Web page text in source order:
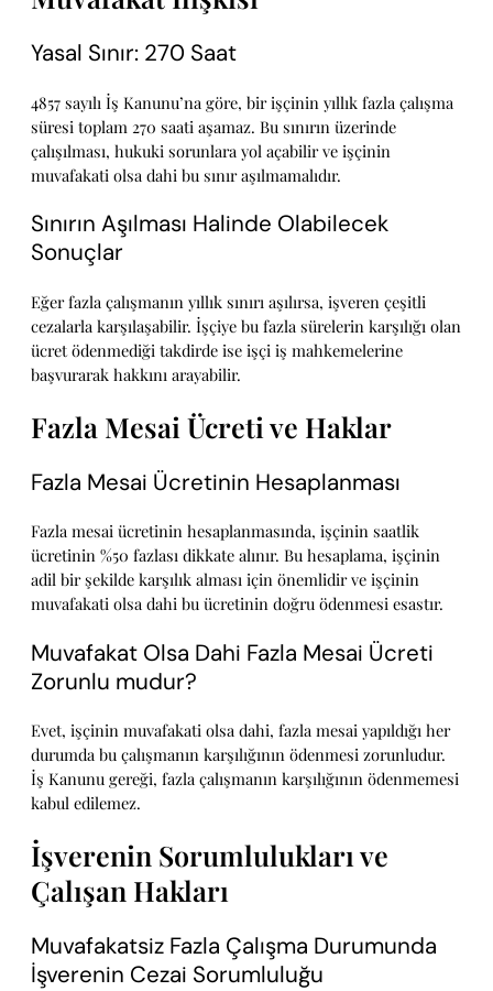
Yasal Sınır: 270 Saat
4857 sayılı İş Kanunu’na göre, bir işçinin yıllık fazla çalışma
süresi toplam 270 saati aşamaz. Bu sınırın üzerinde
çalışılması, hukuki sorunlara yol açabilir ve işçinin
muvafakati olsa dahi bu sınır aşılmamalıdır.
Sınırın Aşılması Halinde Olabilecek
Sonuçlar
Eğer fazla çalışmanın yıllık sınırı aşılırsa, işveren çeşitli
cezalarla karşılaşabilir. İşçiye bu fazla sürelerin karşılığı olan
ücret ödenmediği takdirde ise işçi iş mahkemelerine
başvurarak hakkını arayabilir.
Fazla Mesai Ücreti ve Haklar
Fazla Mesai Ücretinin Hesaplanması
Fazla mesai ücretinin hesaplanmasında, işçinin saatlik
ücretinin %50 fazlası dikkate alınır. Bu hesaplama, işçinin
adil bir şekilde karşılık alması için önemlidir ve işçinin
muvafakati olsa dahi bu ücretinin doğru ödenmesi esastır.
Muvafakat Olsa Dahi Fazla Mesai Ücreti
Zorunlu mudur?
Evet, işçinin muvafakati olsa dahi, fazla mesai yapıldığı her
durumda bu çalışmanın karşılığının ödenmesi zorunludur.
İş Kanunu gereği, fazla çalışmanın karşılığının ödenmemesi
kabul edilemez.
İşverenin Sorumlulukları ve
Çalışan Hakları
Muvafakatsiz Fazla Çalışma Durumunda
İşverenin Cezai Sorumluluğu